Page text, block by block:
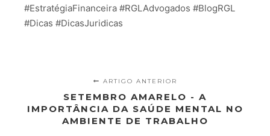
#EstratégiaFinanceira #RGLAdvogados #BlogRGL
#Dicas #DicasJuridicas
ARTIGO ANTERIOR
SETEMBRO AMARELO - A
IMPORTÂNCIA DA SAÚDE MENTAL NO
AMBIENTE DE TRABALHO